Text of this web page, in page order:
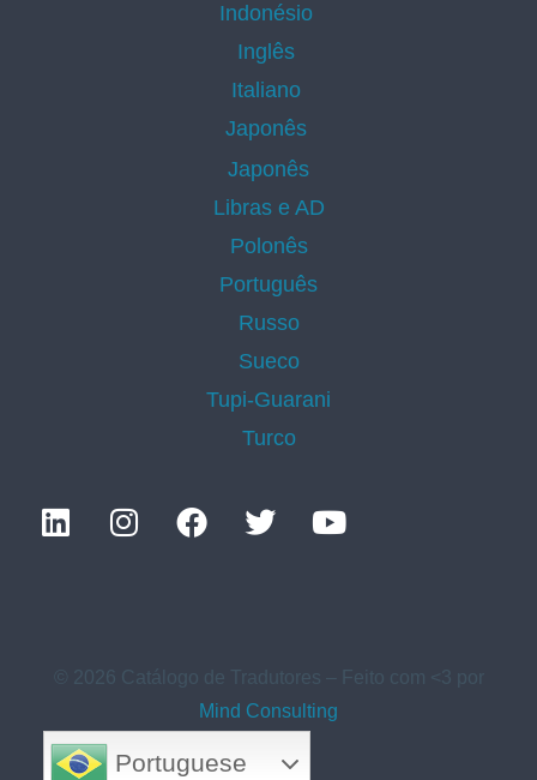
Indonésio
Inglês
Italiano
Japonês
Japonês
Libras e AD
Polonês
Português
Russo
Sueco
Tupi-Guarani
Turco
© 2026 Catálogo de Tradutores – Feito com <3 por
Mind Consulting
Portuguese